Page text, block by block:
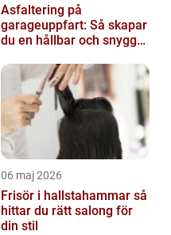
Asfaltering på
garageuppfart: Så skapar
du en hållbar och snygg
06 maj 2026
Frisör i hallstahammar så
hittar du rätt salong för
din stil